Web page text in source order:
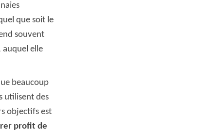
que soit le
souvent
elle
beaucoup
utilisent des
objectifs est
profit de